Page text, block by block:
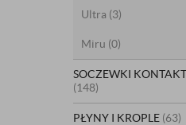
Ultra (3)
Miru (0)
SOCZEWKI
(148)
PŁYNY I KROPLE (63)